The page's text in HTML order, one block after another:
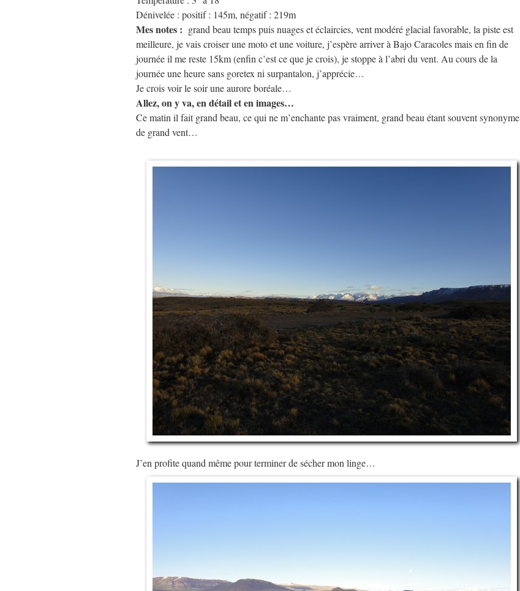
Dénivelée : positif : 145m, négatif : 219m
Mes notes : grand beau temps puis nuages et éclaircies, vent modéré glacial favorable, la piste est
meilleure, je vais croiser une moto et une voiture, j’espère arriver à Bajo Caracoles mais en fin de
journée il me reste 15km (enfin c’est ce que je crois), je stoppe à l’abri du vent. Au cours de la
journée une heure sans goretex ni surpantalon, j’apprécie…
Je crois voir le soir une aurore boréale…
Allez, on y va, en détail et en images…
Ce matin il fait grand beau, ce qui ne m’enchante pas vraiment, grand beau étant souvent synonyme
de grand vent…
J’en profite quand même pour terminer de sécher mon linge…